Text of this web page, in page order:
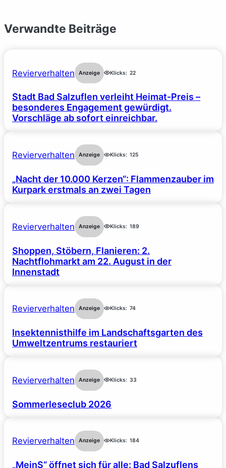
Verwandte Beiträge
Revierverhalten Anzeige Klicks: 22
Stadt Bad Salzuflen verleiht Heimat-Preis –
besonderes Engagement gewürdigt.
Vorschläge ab sofort einreichbar.
Revierverhalten Anzeige Klicks: 125
„Nacht der 10.000 Kerzen“: Flammenzauber im
Kurpark erstmals an zwei Tagen
Revierverhalten Anzeige Klicks: 189
Shoppen, Stöbern, Flanieren: 2.
Nachtflohmarkt am 22. August in der
Innenstadt
Revierverhalten Anzeige Klicks: 74
Insektennisthilfe im Landschaftsgarten des
Umweltzentrums restauriert
Revierverhalten Anzeige Klicks: 33
Sommerleseclub 2026
Revierverhalten Anzeige Klicks: 184
„MeinS“ öffnet sich für alle: Bad Salzuflens